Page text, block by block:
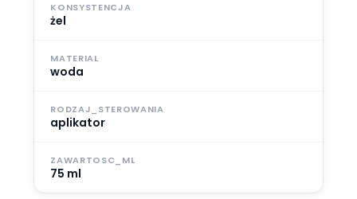
KONSYSTENCJA
żel
MATERIAL
woda
RODZAJ_STEROWANIA
aplikator
ZAWARTOSC_ML
75 ml